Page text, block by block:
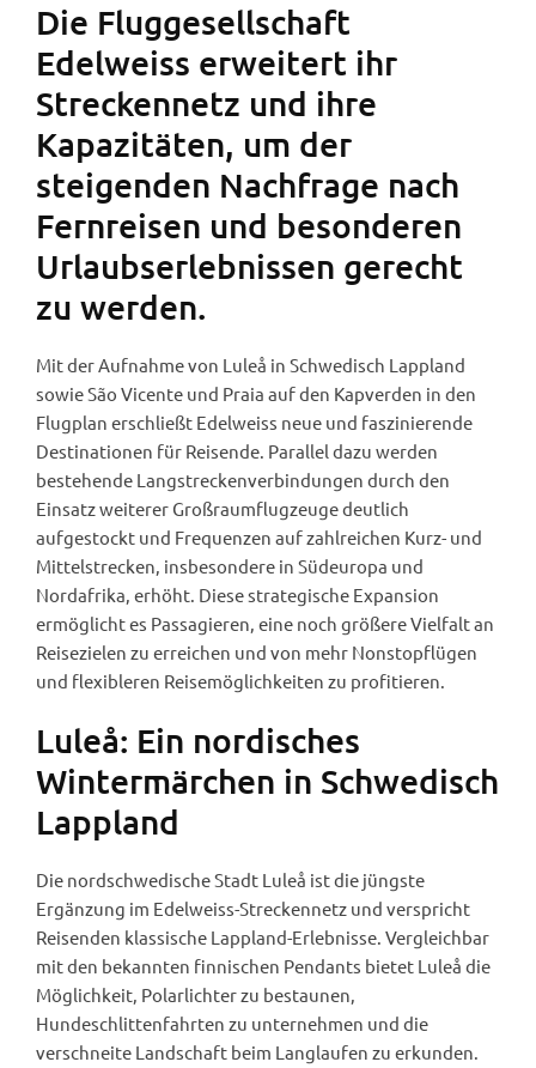
Die Fluggesellschaft
Edelweiss erweitert ihr
Streckennetz und ihre
Kapazitäten, um der
steigenden Nachfrage nach
Fernreisen und besonderen
Urlaubserlebnissen gerecht
zu werden.
Mit der Aufnahme von Luleå in Schwedisch Lappland
sowie São Vicente und Praia auf den Kapverden in den
Flugplan erschließt Edelweiss neue und faszinierende
Destinationen für Reisende. Parallel dazu werden
bestehende Langstreckenverbindungen durch den
Einsatz weiterer Großraumflugzeuge deutlich
aufgestockt und Frequenzen auf zahlreichen Kurz- und
Mittelstrecken, insbesondere in Südeuropa und
Nordafrika, erhöht. Diese strategische Expansion
ermöglicht es Passagieren, eine noch größere Vielfalt an
Reisezielen zu erreichen und von mehr Nonstopflügen
und flexibleren Reisemöglichkeiten zu profitieren.
Luleå: Ein nordisches
Wintermärchen in Schwedisch
Lappland
Die nordschwedische Stadt Luleå ist die jüngste
Ergänzung im Edelweiss-Streckennetz und verspricht
Reisenden klassische Lappland-Erlebnisse. Vergleichbar
mit den bekannten finnischen Pendants bietet Luleå die
Möglichkeit, Polarlichter zu bestaunen,
Hundeschlittenfahrten zu unternehmen und die
verschneite Landschaft beim Langlaufen zu erkunden.